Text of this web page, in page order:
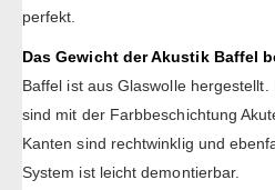
perfekt.
Das Gewicht der Akustik Baffel
Baffel ist aus Glaswolle
sind mit der Farbbeschichtung
Kanten sind rechtwinklig und
System ist leicht demontierbar.